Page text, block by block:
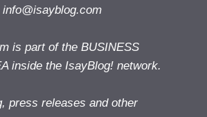
info@isayblog.com
is part of the BUSINESS
inside the IsayBlog! network.
press releases and other